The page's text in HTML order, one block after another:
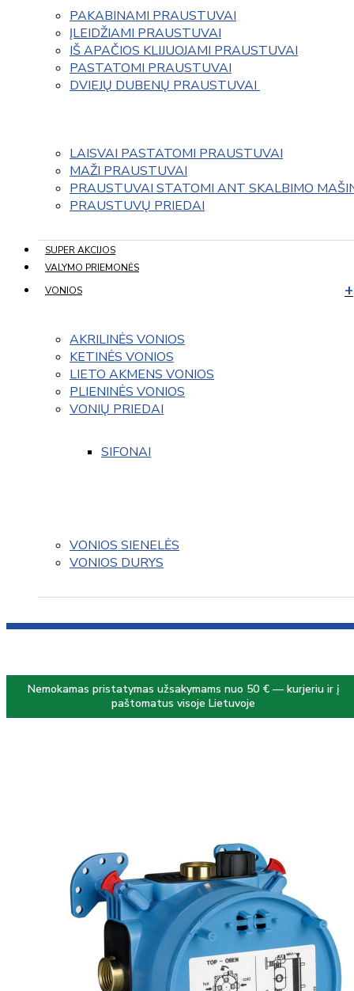
PAKABINAMI PRAUSTUVAI
ĮLEIDŽIAMI PRAUSTUVAI
IŠ APAČIOS KLIJUOJAMI PRAUSTUVAI
PASTATOMI PRAUSTUVAI
DVIEJŲ DUBENŲ PRAUSTUVAI
LAISVAI PASTATOMI PRAUSTUVAI
MAŽI PRAUSTUVAI
PRAUSTUVAI STATOMI ANT SKALBIMO
PRAUSTUVŲ PRIEDAI
SUPER AKCIJOS
VALYMO PRIEMONĖS
VONIOS
AKRILINĖS VONIOS
KETINĖS VONIOS
LIETO AKMENS VONIOS
PLIENINĖS VONIOS
VONIŲ PRIEDAI
SIFONAI
VONIOS SIENELĖS
VONIOS DURYS
Nemokamas pristatymas užsakymams nuo 50 € — kurjeriu ir į
paštomatus visoje Lietuvoje